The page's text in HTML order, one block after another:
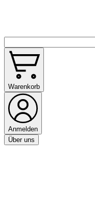
Warenkorb
Anmelden
Über uns